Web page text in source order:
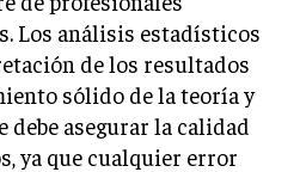
Los análisis estadísticos
de los resultados
sólido de la teoría y
debe asegurar la calidad
ya que cualquier error